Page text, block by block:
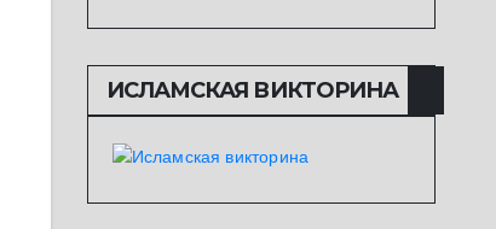
ИСЛАМСКАЯ ВИКТОРИНА